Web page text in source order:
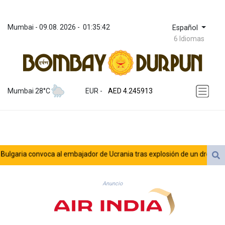
Mumbai - 09.08. 2026 - 01:35:43 Español
6 Idiomas
Mumbai 28°C EUR -
ZWL 372.275202
AED 4.245913
AFN 76.887634
ARS 1724.882567
AUD 1.638747
AZN 1.97002
BAM 1.955776
BBD 2.321671
BDT 142.688227
convoca al embajador de Ucrania tras explosión de un dron en su
Anuncio